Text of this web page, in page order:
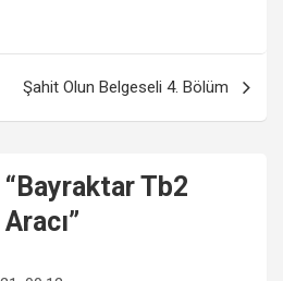
Şahit Olun Belgeseli 4. Bölüm
Bayraktar Tb2
”